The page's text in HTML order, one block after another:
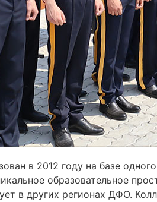
в 2012 году на базе
образовательное
в других регионах ДФО.